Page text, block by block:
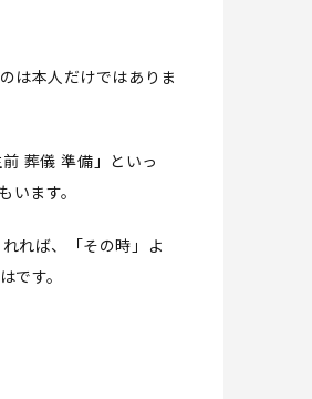
は本人だけではありま
葬儀 準備」といっ
ます。
れば、「その時」よ
です。